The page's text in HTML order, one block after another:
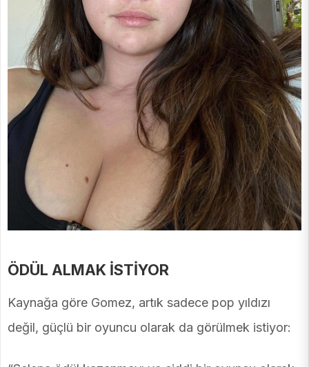
ÖDÜL ALMAK İSTİYOR
Kaynağa göre Gomez, artık sadece pop yıldızı
değil, güçlü bir oyuncu olarak da görülmek istiyor: